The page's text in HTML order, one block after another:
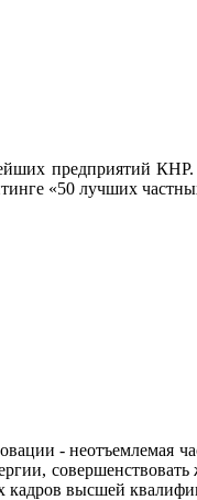
предприятий
«50 лучших
- неотъемлемая
кадров высшей